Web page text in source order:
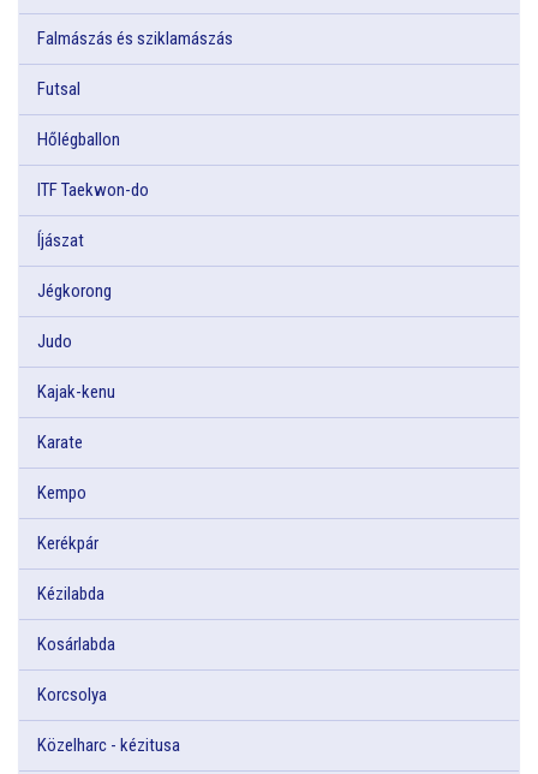
Falmászás és sziklamászás
Futsal
Hőlégballon
ITF Taekwon-do
Íjászat
Jégkorong
Judo
Kajak-kenu
Karate
Kempo
Kerékpár
Kézilabda
Kosárlabda
Korcsolya
Közelharc - kézitusa